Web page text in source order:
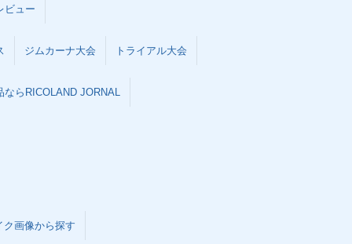
ビュー
ジムカーナ大会 トライアル大会
ならRICOLAND JORNAL
ク画像から探す